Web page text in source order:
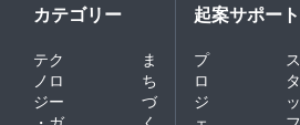
カテゴリー
テク
ノロ
ジー
ま
ち
づ
起案サポート
プ
ロ
ジ
ス
タ
ッ